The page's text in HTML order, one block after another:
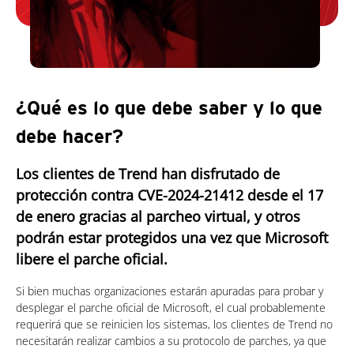
¿Qué es lo que debe saber y lo que
debe hacer?
Los clientes de Trend han disfrutado de
protección contra CVE-2024-21412 desde el 17
de enero gracias al parcheo virtual, y otros
podrán estar protegidos una vez que Microsoft
libere el parche oficial.
Si bien muchas organizaciones estarán apuradas para probar y
desplegar el parche oficial de Microsoft, el cual probablemente
requerirá que se reinicien los sistemas, los clientes de Trend no
necesitarán realizar cambios a su protocolo de parches, ya que